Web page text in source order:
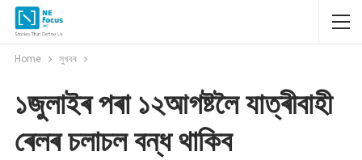
Home সুখবৰ
১জুলাইৰ পৰা ১২আগষ্টলৈ যাত্ৰীবাহী
ৰেলৰ চলাচল বন্ধ থাকিব